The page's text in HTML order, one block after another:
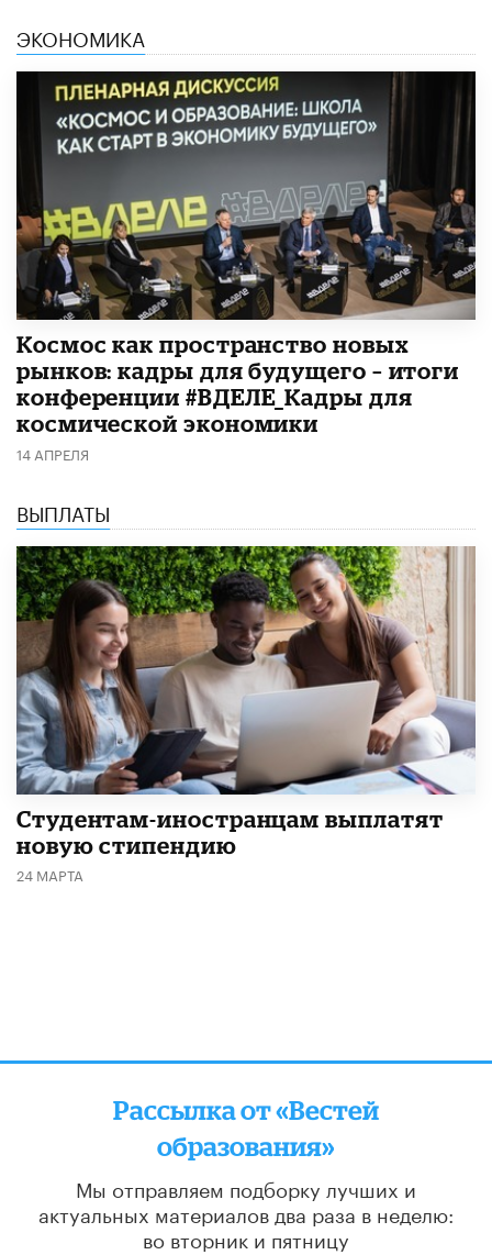
ЭКОНОМИКА
Космос как пространство новых
рынков: кадры для будущего – итоги
конференции #ВДЕЛЕ_Кадры для
космической экономики
14 АПРЕЛЯ
ВЫПЛАТЫ
Студентам-иностранцам выплатят
новую стипендию
24 МАРТА
Рассылка от «Вестей
образования»
Мы отправляем подборку лучших и
актуальных материалов два раза в неделю:
во вторник и пятницу